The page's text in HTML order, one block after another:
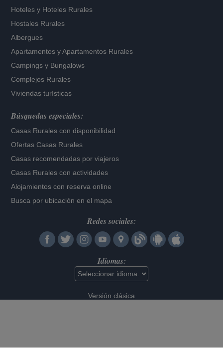
Hoteles y Hoteles Rurales
Hostales Rurales
Albergues
Apartamentos yApartamentos Rurales
Campings y Bungalows
Complejos Rurales
Viviendas turísticas
Búsquedas especiales:
Casas Rurales con disponibilidad
Ofertas Casas Rurales
Casas recomendadas por viajeros
Casas Rurales con actividades
Alojamientos con reserva online
Busca por ubicación en el mapa
Redes sociales:
Idiomas:
Versión clásica